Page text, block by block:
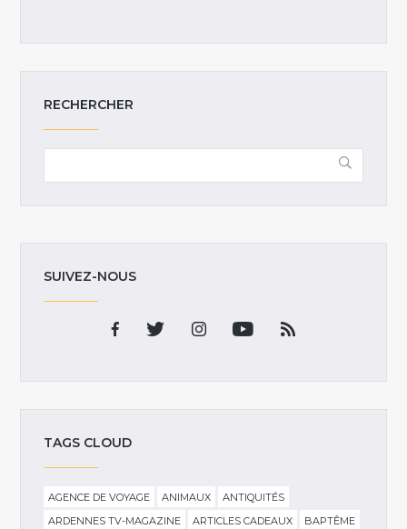
RECHERCHER
SUIVEZ-NOUS
TAGS CLOUD
AGENCE DE VOYAGE ANIMAUX
ANTIQUITÉS
ARDENNES TV-MAGAZINE
ARTICLES CADEAUX
BAPTÊME